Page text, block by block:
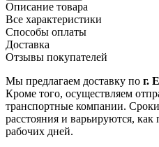
Описание товара
Все характеристики
Способы оплаты
Доставка
Отзывы покупателей
Мы предлагаем доставку по г.
Кроме того, осуществляем
транспортные компании. Сроки
расстояния и варьируются,
рабочих дней.